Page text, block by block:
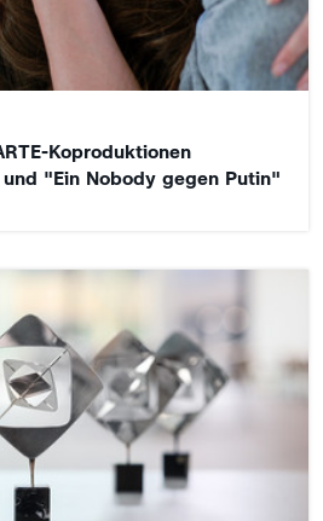
Koproduktionen
"Ein Nobody gegen Putin"